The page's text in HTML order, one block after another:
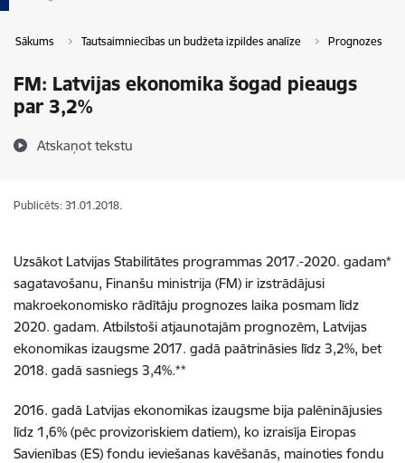
Sākums Tautsaimniecības un budžeta izpildes analīze Prognozes
FM: Latvijas ekonomika šogad pieaugs
par 3,2%
Atskaņot tekstu
Publicēts: 31.01.2018.
Uzsākot Latvijas Stabilitātes programmas 2017.-2020. gadam*
sagatavošanu, Finanšu ministrija (FM) ir izstrādājusi
makroekonomisko rādītāju prognozes laika posmam līdz
2020. gadam. Atbilstoši atjaunotajām prognozēm, Latvijas
ekonomikas izaugsme 2017. gadā paātrināsies līdz 3,2%, bet
2018. gadā sasniegs 3,4%.**
2016. gadā Latvijas ekonomikas izaugsme bija palēninājusies
līdz 1,6% (pēc provizoriskiem datiem), ko izraisīja Eiropas
Savienības (ES) fondu ieviešanas kavēšanās, mainoties fondu